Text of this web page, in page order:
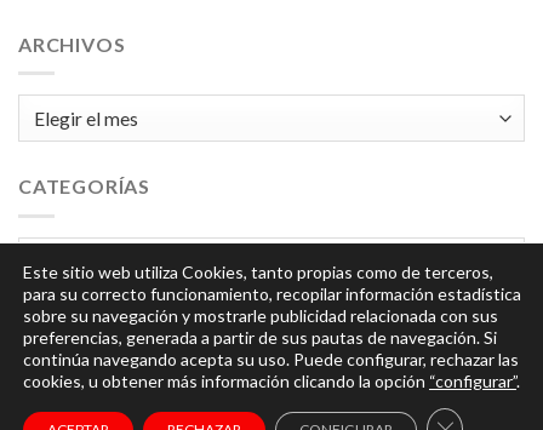
ARCHIVOS
CATEGORÍAS
Categorías
© 2026Integra| Todos los derechos reservados |
Este sitio web utiliza Cookies, tanto propias como de terceros,
para su correcto funcionamiento, recopilar información estadística
sobre su navegación y mostrarle publicidad relacionada con sus
preferencias, generada a partir de sus pautas de navegación. Si
continúa navegando acepta su uso. Puede configurar, rechazar las
cookies, u obtener más información clicando la opción “configurar”.
CERRAR